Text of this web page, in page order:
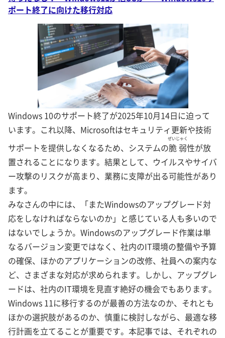
ポート終了に向けた移行対応
Windows 10のサポート終了が2025年10月14日に迫って
います。これ以降、Microsoftはセキュリティ更新や技術
サポートを提供しなくなるため、システムの脆弱
ぜいじゃく
性が放
置されることになります。結果として、ウイルスやサイバ
ー攻撃のリスクが高まり、業務に支障が出る可能性があり
ます。
みなさんの中には、「またWindowsのアップグレード対
応をしなければならないのか」と感じている人も多いので
はないでしょうか。Windowsのアップグレード作業は単
なるバージョン変更ではなく、社内のIT環境の整備や予算
の確保、ほかのアプリケーションの改修、社員への案内な
ど、さまざまな対応が求められます。しかし、アップグレ
ードは、社内のIT環境を見直す絶好の機会でもあります。
Windows 11に移行するのが最善の方法なのか、それとも
ほかの選択肢があるのか、慎重に検討しながら、最適な移
行計画を立てることが重要です。本記事では、それぞれの